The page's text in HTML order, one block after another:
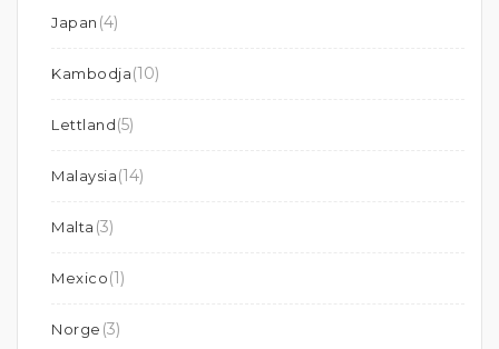
Japan (4)
Kambodja(10)
Lettland(5)
Malaysia(14)
Malta (3)
Mexico(1)
Norge (3)